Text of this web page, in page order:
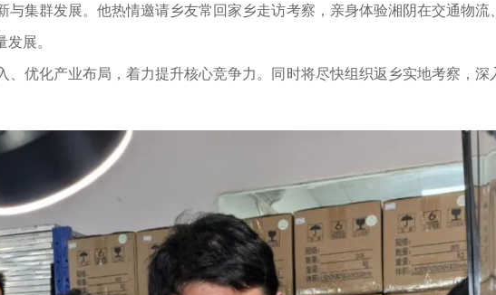
集群发展。他热情邀请乡友常回家乡走访考察，亲身体验湘阴在交通物
展。
化产业布局，着力提升核心竞争力。同时将尽快组织返乡实地考察，深